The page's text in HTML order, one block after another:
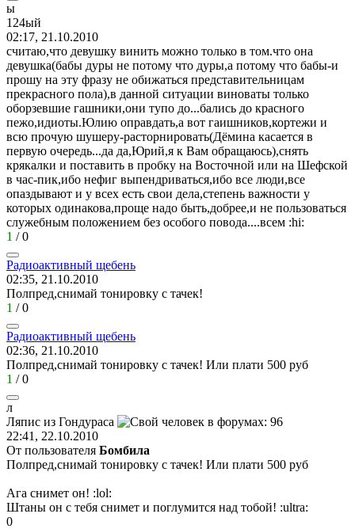
ы
124ый
02:17, 21.10.2010
считаю,что девушку винить можно только в том.что она
девушка(бабы дуры не потому что дуры,а потому что бабы-и
прошу на эту фразу не обижаться представительницам
прекрасного пола),в данной ситуации виноваты только
оборзевшие гашники,они тупо до...бались до красного
пежо,идиоты.Юлию оправдать,а вот гаишников,кортежи и
всю прочую шушеру-расторнировать(Дёмина касается в
первую очередь...да да,Юрий,я к Вам обращаюсь),снять
крякалки и поставить в пробку на Восточной или на Шефской
в час-пик,ибо нефиг выпендриваться,ибо все люди,все
опаздывают и у всех есть свои дела,степень важности у
которых одинакова,проще надо быть,добрее,и не пользоваться
служебным положением без особого повода....всем :hi:
1 /0
Радиоактивный щебень
02:35, 21.10.2010
Полпред,снимай тонировку с тачек!
1 /0
Радиоактивный щебень
02:36, 21.10.2010
Полпред,снимай тонировку с тачек! Или плати 500 руб
1 /0
л
Ляпис из Гондураса
22:41, 22.10.2010
От пользователя Бомбила
Полпред,снимай тонировку с тачек! Или плати 500 руб
Ага снимет он! :lol:
Штаны он с тебя снимет и поглумится над тобой! :ultra:
0